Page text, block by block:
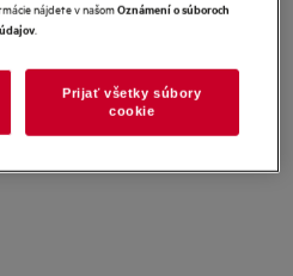
nájdete v našomOznámení o súboroch
.
Prijať všetky súbory
cookie